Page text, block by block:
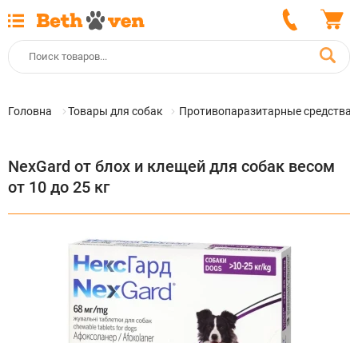
Головна Товары для собак Противопаразитарные средства
NexGard от блох и клещей для собак весом
от 10 до 25 кг